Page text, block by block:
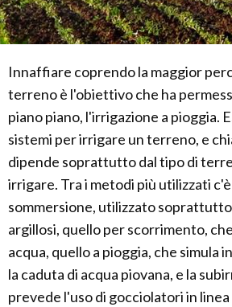
Innaffiare coprendo la maggior
terreno è l'obiettivo che ha
piano piano, l'irrigazione a pioggia.
sistemi per irrigare un terreno, e
dipende soprattutto dal tipo di
irrigare. Tra i metodi più utilizzati
sommersione, utilizzato
argillosi, quello per scorrimento,
acqua, quello a pioggia, che simula
la caduta di acqua piovana, e la
prevede l'uso di gocciolatori in